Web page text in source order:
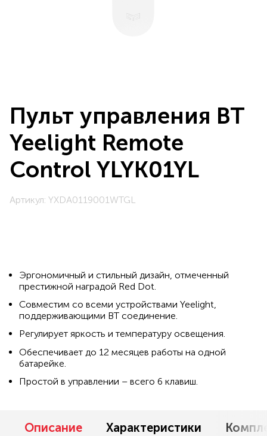
Артикул: YXDA0119001WTGL
Пульт управления BT
Yeelight Remote
Control YLYK01YL
Эргономичный и стильный дизайн, отмеченный
престижной наградой Red Dot.
Совместим со всеми устройствами Yeelight,
поддерживающими BT соединение.
Регулирует яркость и температуру освещения.
Обеспечивает до 12 месяцев работы на одной
батарейке.
Простой в управлении – всего 6 клавиш.
Описание Характеристики